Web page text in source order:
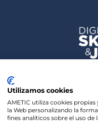
Utilizamos cookies
AMETIC utiliza cookies
la Web personalizando la
fines analíticos sobre el uso